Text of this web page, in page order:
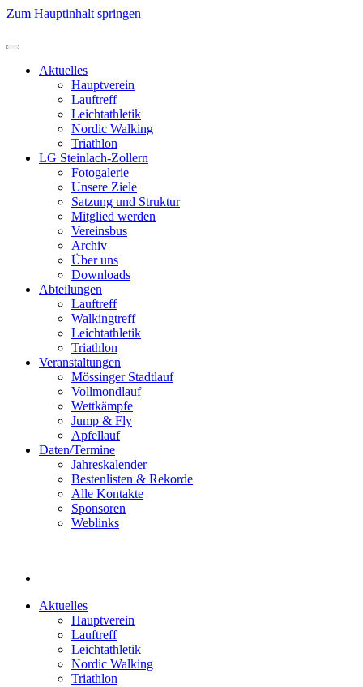
Zum Hauptinhalt springen
Aktuelles
Hauptverein
Lauftreff
Leichtathletik
Nordic Walking
Triathlon
LG Steinlach-Zollern
Fotogalerie
Unsere Ziele
Satzung und Struktur
Mitglied werden
Vereinsbus
Archiv
Über uns
Downloads
Abteilungen
Lauftreff
Walkingtreff
Leichtathletik
Triathlon
Veranstaltungen
Mössinger Stadtlauf
Vollmondlauf
Wettkämpfe
Jump & Fly
Apfellauf
Daten/Termine
Jahreskalender
Bestenlisten & Rekorde
Alle Kontakte
Sponsoren
Weblinks
Aktuelles
Hauptverein
Lauftreff
Leichtathletik
Nordic Walking
Triathlon